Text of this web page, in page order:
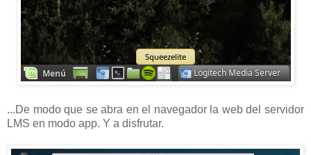
...De modo que se abra en el navegador la web del servidor
LMS en modo app. Y a disfrutar.